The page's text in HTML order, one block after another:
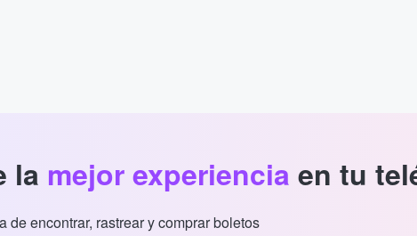
la mejor experiencia en tu
de encontrar, rastrear y comprar boletos